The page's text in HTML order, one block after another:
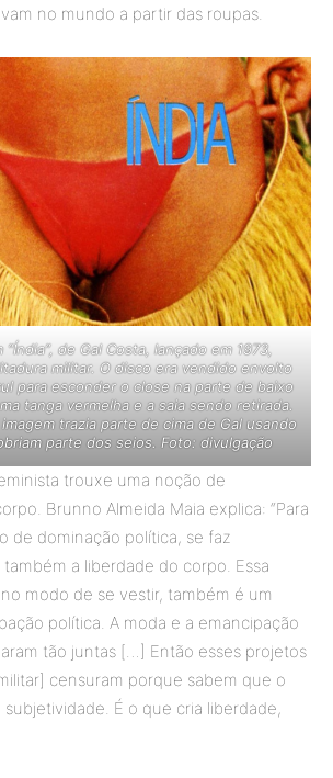
no mundo a partir das roupas.
“Índia”, de Gal Costa, lançado em 1973,
militar. O disco era vendido envolto
para esconder o close na parte de baixo
tanga vermelha e a saia sendo retirada.
trazia parte de cima de Gal usando
parte dos seios. Foto: divulgação
trouxe uma noção de
Brunno Almeida Maia explica: “Para
de dominação política, se faz
a liberdade do corpo. Essa
modo de se vestir, também é um
política. A moda e a emancipação
tão juntas […] Então esses projetos
censuram porque sabem que o
É o que cria liberdade,